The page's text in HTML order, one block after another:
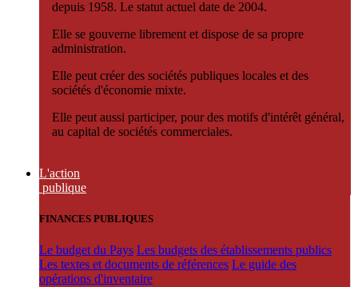
depuis 1958. Le statut actuel date de 2004.
Elle se gouverne librement et dispose de sa propre
administration.
Elle peut créer des sociétés publiques locales et des
sociétés d'économie mixte.
Elle peut aussi participer, pour des motifs d'intérêt général,
au capital de sociétés commerciales.
L'action
publique
FINANCES PUBLIQUES
Le budget du Pays Les budgets des établissements publics
Les textes et documents de références Le guide des
opérations d'inventaire